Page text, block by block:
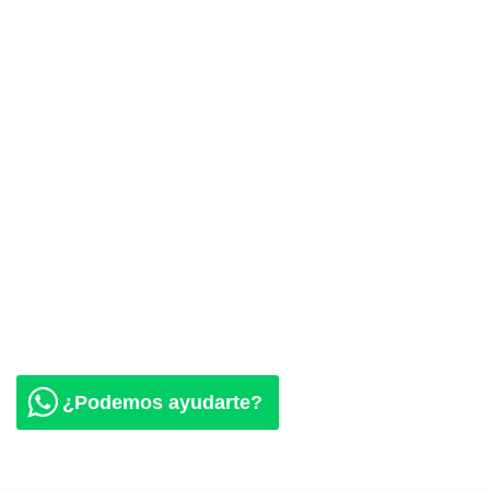
¿Podemos ayudarte?